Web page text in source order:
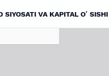
SIYOSATI VA KAPITAL